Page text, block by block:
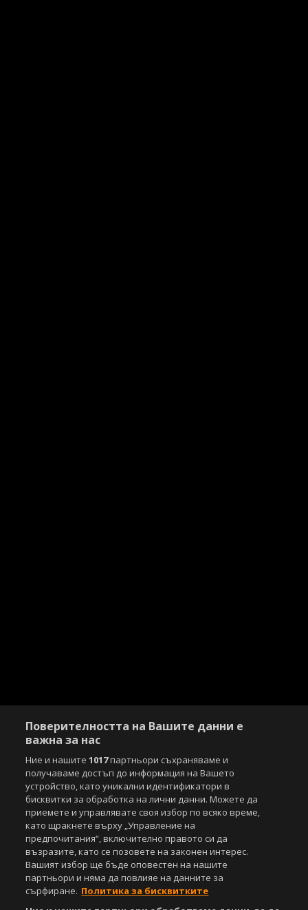
Поверителността на Вашите данни е
важна за нас
Ние и нашите1017партньори съхраняваме и
получаваме достъп до информация на Вашето
устройство, като уникални идентификатори в
бисквитки за обработка на лични данни. Можете да
приемете и управлявате своя избор по всяко време,
като щракнете върху „Управление на
предпочитания“, включително правото си да
възразите, като се позовете на законен интерес.
Вашият избор ще бъде оповестен на нашите
партньори и няма да повлияе на данните за
сърфиране. Политика за бисквитките